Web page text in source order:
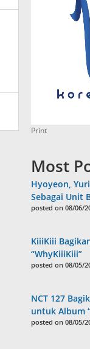
Print
Most
Hyoyeon,
Sebagai Unit
posted on 08/06/
KiiiKiii
“WhyKiiiKiii”
posted on 08/05/
NCT 127
untuk Album
posted on 08/05/